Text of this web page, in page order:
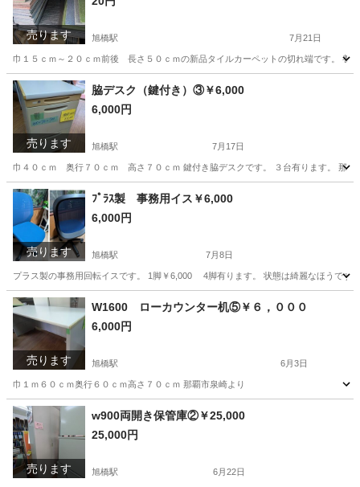
売ります 旭橋駅 7月21日
巾１５ｃｍ～２０ｃｍ前後 長さ５０ｃｍの新品タイルカーペットの切れ端です。 養
沖縄 那覇市 旭橋駅 カーペット/マット/ラグ
売ります
脇デスク（鍵付き）③￥6,000
6,000円
旭橋駅 7月17日
巾４０ｃｍ 奥行７０ｃｍ 高さ７０ｃｍ 鍵付き脇デスクです。 ３台有ります。 那覇
沖縄 那覇市 旭橋駅 オフィス用家具
売ります
ﾌﾟﾗｽ製 事務用イス￥6,000
6,000円
旭橋駅 7月8日
プラス製の事務用回転イスです。 1脚￥6,000 4脚有ります。 状態は綺麗なほうで
沖縄 那覇市 オフィス用家具
売ります
W1600 ローカウンター机⑤￥６，０００
6,000円
旭橋駅 6月3日
巾１ｍ６０ｃｍ奥行６０ｃｍ高さ７０ｃｍ 那覇市泉崎より
沖縄 那覇市 旭橋駅 オフィス用家具
売ります
w900両開き保管庫②￥25,000
25,000円
旭橋駅 6月22日